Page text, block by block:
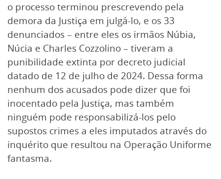
o processo terminou prescrevendo pela
demora da Justiça em julgá-lo, e os 33
denunciados – entre eles os irmãos Núbia,
Núcia e Charles Cozzolino – tiveram a
punibilidade extinta por decreto judicial
datado de 12 de julho de 2024. Dessa forma
nenhum dos acusados pode dizer que foi
inocentado pela Justiça, mas também
ninguém pode responsabilizá-los pelo
supostos crimes a eles imputados através do
inquérito que resultou na Operação Uniforme
fantasma.